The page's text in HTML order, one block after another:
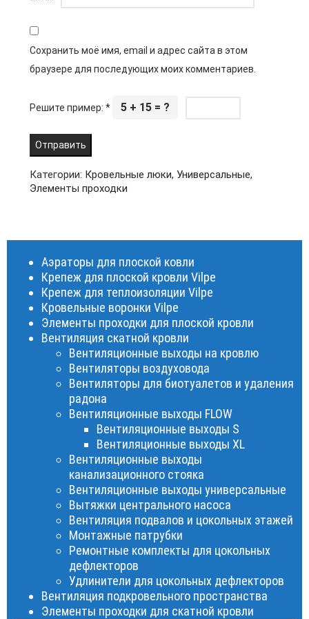
Сохранить моё имя, email и адрес сайта в этом
браузере для последующих моих комментариев.
Решите пример: * 5 + 15 = ?
Категории: Кровельные люки, Универсальные,
Элементы проходки
Аэраторы для плоской ковли
Крепеж для плоской кровли Vilpe
Крепеж для теплоизоляции Vilpe
Кровельные воронки Vilpe
Элементы проходки для плоской кровли
Вентиляция скатной кровли
Вентиляционные выходы на кровлю
Вентиляторы воздуховода
Вентиляторы для биотуалетов и удаления
радона
Вентиляционные выходы FLOW
Вентиляционные выходы S
Вентиляционные выходы XL
Вентиляционные выходы
канализационного стояка
Вентиляционные выходы универсальные
Вытяжки центрального насоса
Вентиляция подвалов и цокольных этажей
Монтажные патрубки
Ремонтные комплекты для цокольных
дефлекторов
Удлинители для цокольных дефлекторов
Вентиляция подкровельного пространства
Элементы проходки для скатной кровли